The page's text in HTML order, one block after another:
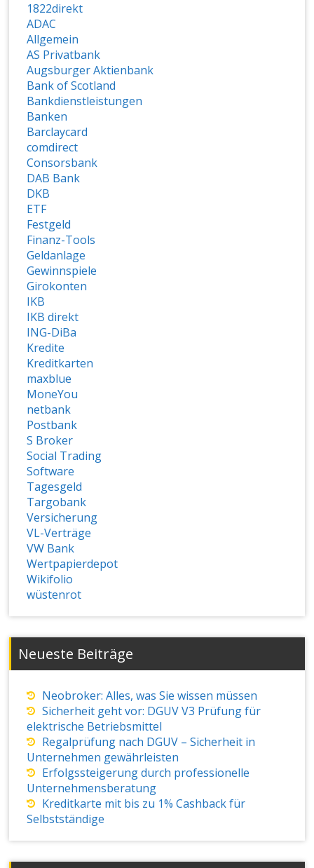
1822direkt
ADAC
Allgemein
AS Privatbank
Augsburger Aktienbank
Bank of Scotland
Bankdienstleistungen
Banken
Barclaycard
comdirect
Consorsbank
DAB Bank
DKB
ETF
Festgeld
Finanz-Tools
Geldanlage
Gewinnspiele
Girokonten
IKB
IKB direkt
ING-DiBa
Kredite
Kreditkarten
maxblue
MoneYou
netbank
Postbank
S Broker
Social Trading
Software
Tagesgeld
Targobank
Versicherung
VL-Verträge
VW Bank
Wertpapierdepot
Wikifolio
wüstenrot
Neueste Beiträge
Neobroker: Alles, was Sie wissen müssen
Sicherheit geht vor: DGUV V3 Prüfung für
elektrische Betriebsmittel
Regalprüfung nach DGUV – Sicherheit in
Unternehmen gewährleisten
Erfolgssteigerung durch professionelle
Unternehmensberatung
Kreditkarte mit bis zu 1% Cashback für
Selbstständige